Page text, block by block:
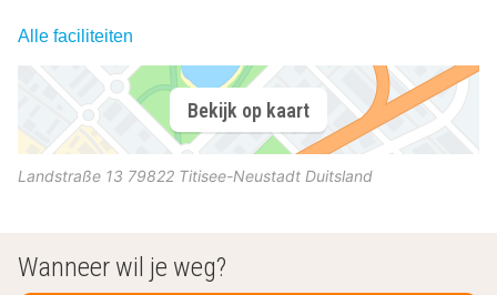
Alle faciliteiten
Bekijk op kaart
Landstraße 13 79822 Titisee-Neustadt Duitsland
Wanneer wil je weg?